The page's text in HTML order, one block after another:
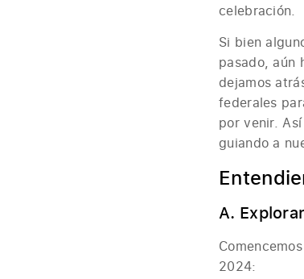
celebración.
Si bien
pasado, aún
dejamos
federales
por venir.
guiando a
A.
2024: